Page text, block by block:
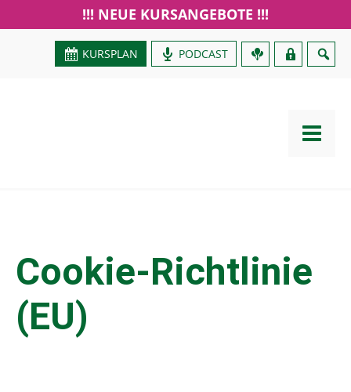
!!! NEUE KURSANGEBOTE !!!
KURSPLAN PODCAST GUTSCHEIN
Cookie-Richtlinie
(EU)